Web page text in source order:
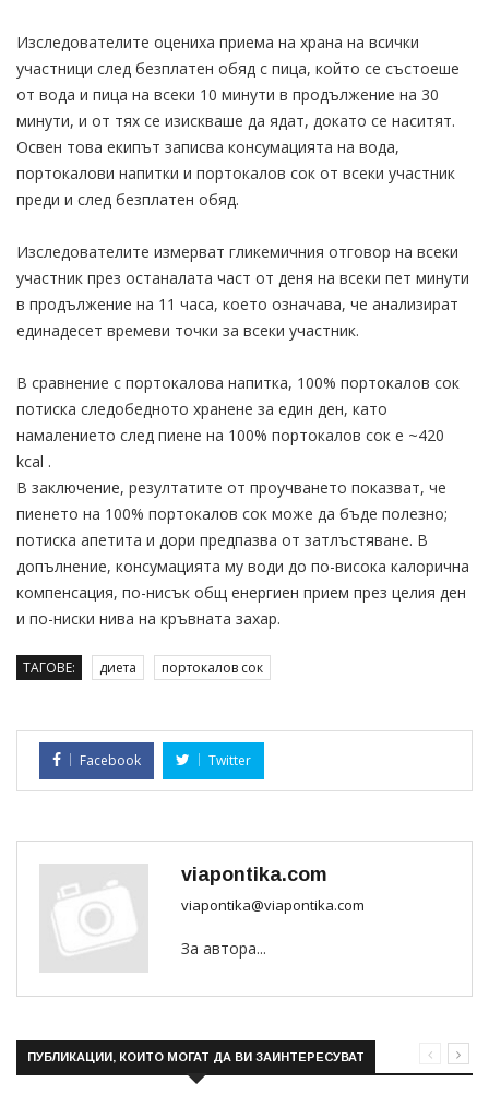
Изследователите оцениха приема на храна на всички
участници след безплатен обяд с пица, който се състоеше
от вода и пица на всеки 10 минути в продължение на 30
минути, и от тях се изискваше да ядат, докато се наситят.
Освен това екипът записва консумацията на вода,
портокалови напитки и портокалов сок от всеки участник
преди и след безплатен обяд.
Изследователите измерват гликемичния отговор на всеки
участник през останалата част от деня на всеки пет минути
в продължение на 11 часа, което означава, че анализират
единадесет времеви точки за всеки участник.
В сравнение с портокалова напитка, 100% портокалов сок
потиска следобедното хранене за един ден, като
намалението след пиене на 100% портокалов сок е ~420
kcal .
В заключение, резултатите от проучването показват, че
пиенето на 100% портокалов сок може да бъде полезно;
потиска апетита и дори предпазва от затлъстяване. В
допълнение, консумацията му води до по-висока калорична
компенсация, по-нисък общ енергиен прием през целия ден
и по-ниски нива на кръвната захар.
ТАГОВЕ: диета портокалов сок
Facebook Twitter
viapontika.com
viapontika@viapontika.com
За автора...
ПУБЛИКАЦИИ, КОИТО МОГАТ ДА ВИ ЗАИНТЕРЕСУВАТ